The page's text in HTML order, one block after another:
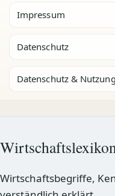
Impressum
Datenschutz
Datenschutz &
Wirtschaftsbegriffe,